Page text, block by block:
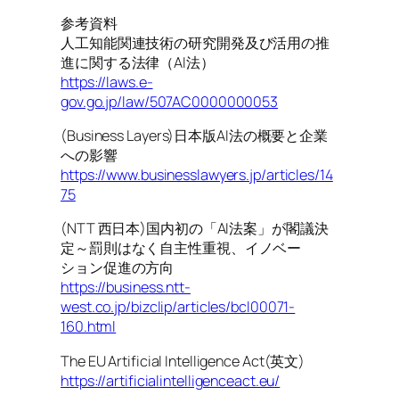
参考資料
人工知能関連技術の研究開発及び活用の推
進に関する法律（AI法）
https://laws.e-
gov.go.jp/law/507AC0000000053
(Business Layers)日本版AI法の概要と企業
への影響
https://www.businesslawyers.jp/articles/14
75
(NTT 西日本)国内初の「AI法案」が閣議決
定～罰則はなく自主性重視、イノベー
ション促進の方向
https://business.ntt-
west.co.jp/bizclip/articles/bcl00071-
160.html
The EU Artificial Intelligence Act(英文)
https://artificialintelligenceact.eu/